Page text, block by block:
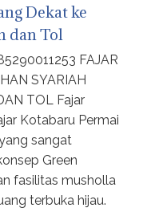
Dekat ke
dan Tol
FAJAR
SYARIAH
TOL Fajar
Kotabaru Permai
sangat
Green
fasilitas musholla
terbuka hijau.